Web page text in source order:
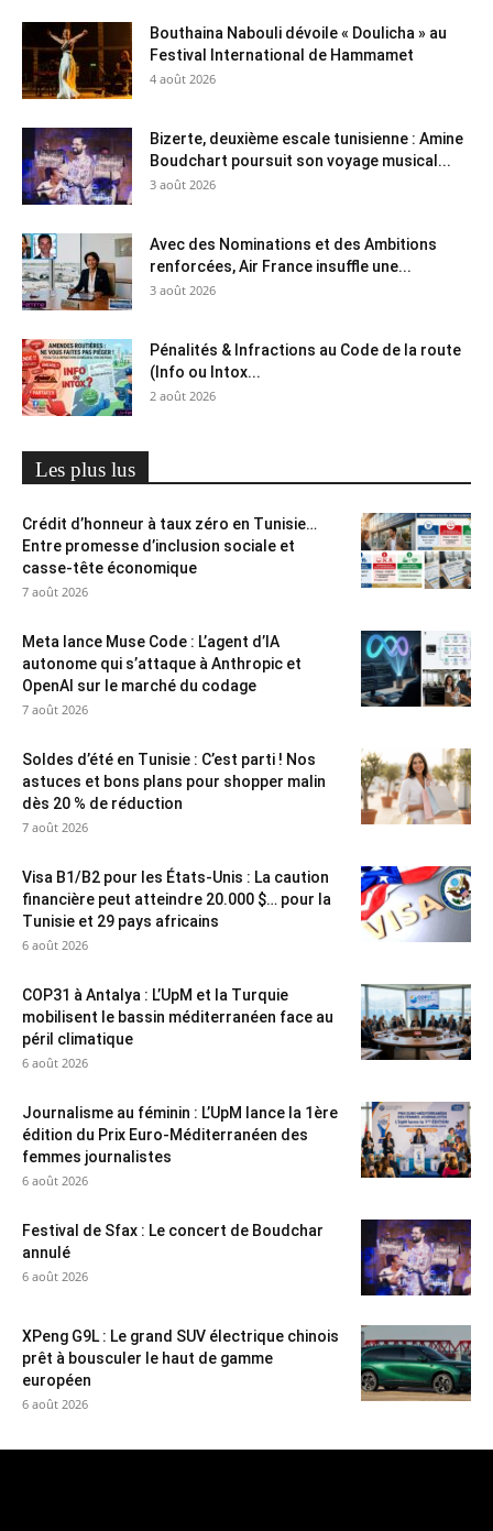
Bouthaina Nabouli dévoile « Doulicha » au
Festival International de Hammamet
4 août 2026
Bizerte, deuxième escale tunisienne : Amine
Boudchart poursuit son voyage musical...
3 août 2026
Avec des Nominations et des Ambitions
renforcées, Air France insuffle une...
3 août 2026
Pénalités & Infractions au Code de la route
(Info ou Intox...
2 août 2026
Les plus lus
Crédit d’honneur à taux zéro en Tunisie…
Entre promesse d’inclusion sociale et
casse-tête économique
7 août 2026
Meta lance Muse Code : L’agent d’IA
autonome qui s’attaque à Anthropic et
OpenAI sur le marché du codage
7 août 2026
Soldes d’été en Tunisie : C’est parti ! Nos
astuces et bons plans pour shopper malin
dès 20 % de réduction
7 août 2026
Visa B1/B2 pour les États-Unis : La caution
financière peut atteindre 20.000 $… pour la
Tunisie et 29 pays africains
6 août 2026
COP31 à Antalya : L’UpM et la Turquie
mobilisent le bassin méditerranéen face au
péril climatique
6 août 2026
Journalisme au féminin : L’UpM lance la 1ère
édition du Prix Euro-Méditerranéen des
femmes journalistes
6 août 2026
Festival de Sfax : Le concert de Boudchar
annulé
6 août 2026
XPeng G9L : Le grand SUV électrique chinois
prêt à bousculer le haut de gamme
européen
6 août 2026